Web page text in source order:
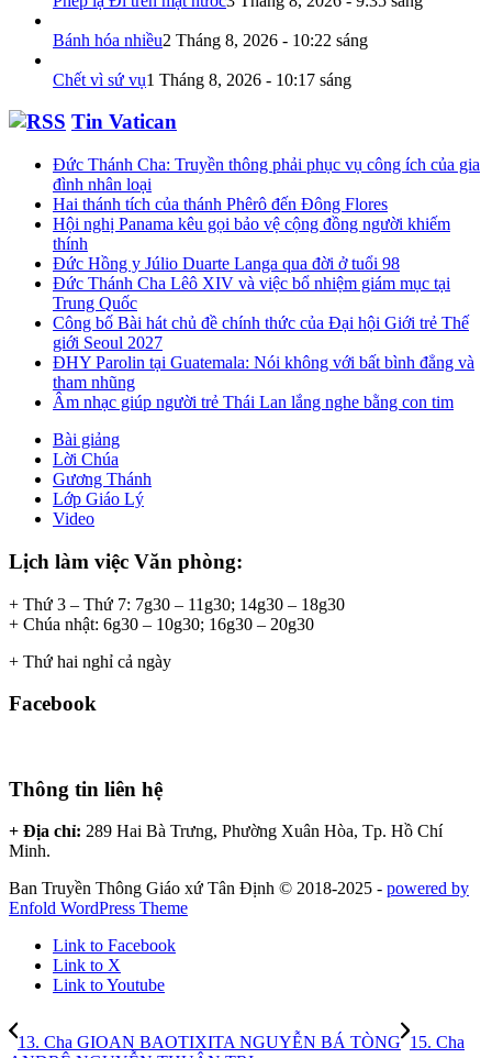
Bánh hóa nhiều2 Tháng 8, 2026 - 10:22 sáng
Chết vì sứ vụ1 Tháng 8, 2026 - 10:17 sáng
Tin Vatican
Đức Thánh Cha: Truyền thông phải phục vụ công ích của gia
đình nhân loại
Hai thánh tích của thánh Phêrô đến Đông Flores
Hội nghị Panama kêu gọi bảo vệ cộng đồng người khiếm
thính
Đức Hồng y Júlio Duarte Langa qua đời ở tuổi 98
Đức Thánh Cha Lêô XIV và việc bổ nhiệm giám mục tại
Trung Quốc
Công bố Bài hát chủ đề chính thức của Đại hội Giới trẻ Thế
giới Seoul 2027
ĐHY Parolin tại Guatemala: Nói không với bất bình đẳng và
tham nhũng
Âm nhạc giúp người trẻ Thái Lan lắng nghe bằng con tim
Bài giảng
Lời Chúa
Gương Thánh
Lớp Giáo Lý
Video
Lịch làm việc Văn phòng:
+ Thứ 3 – Thứ 7: 7g30 – 11g30; 14g30 – 18g30
+ Chúa nhật: 6g30 – 10g30; 16g30 – 20g30
+ Thứ hai nghỉ cả ngày
Facebook
Thông tin liên hệ
+ Địa chỉ: 289 Hai Bà Trưng, Phường Xuân Hòa, Tp. Hồ Chí
Minh.
Ban Truyền Thông Giáo xứ Tân Định © 2018-2025 - powered by
Enfold WordPress Theme
Link to Facebook
Link to X
Link to Youtube
13. Cha GIOAN BAOTIXITA NGUYỄN BÁ TÒNG 15. Cha